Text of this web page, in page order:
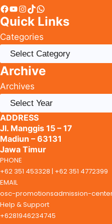
Facebook YouTube InstagramTikTok WhatsApp
Quick Links
Categories
Archive
Archives
ADDRESS
Jl. Manggis 15 – 17
Madiun – 63131
Jawa Timur
PHONE
+62 351 453328 | +62 351 4772399
EMAIL
osc-promotionsadmission-
Help & Support
+6281946234745